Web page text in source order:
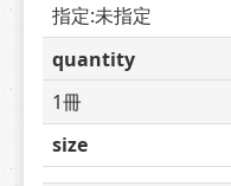
指定:未指定
quantity
1冊
size